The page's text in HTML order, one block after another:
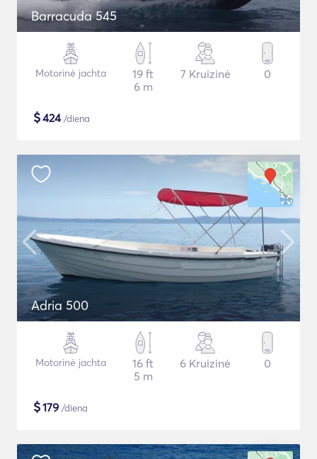
Barracuda 545
Motorinė jachta
19 ft
6 m
7 Kruizinė 0
$424/diena
Adria 500
Motorinė jachta
16 ft
5 m
6 Kruizinė 0
$179 /diena